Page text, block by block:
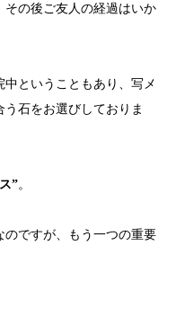
その後ご友人の経過はいか
ということもあり、写メ
石をお選びしておりま
”。
のですが、もう一つの重要